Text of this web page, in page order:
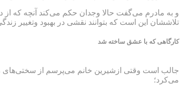
و به مادرم می‌گفت حالا وجدان حکم می‌کند آنچه که از
تلاششان این است که بتوانند نقشی در بهبود وتغییر
کارگاهی که با عشق ساخته شد
جالب است وقتی ازشیرین خانم می‌پرسم از سختی‌های
می‌کرد؛